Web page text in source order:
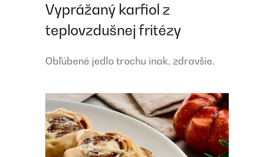
Vyprážaný karfiol z
teplovzdušnej fritézy
Obľúbené jedlo trochu inak, zdravšie.